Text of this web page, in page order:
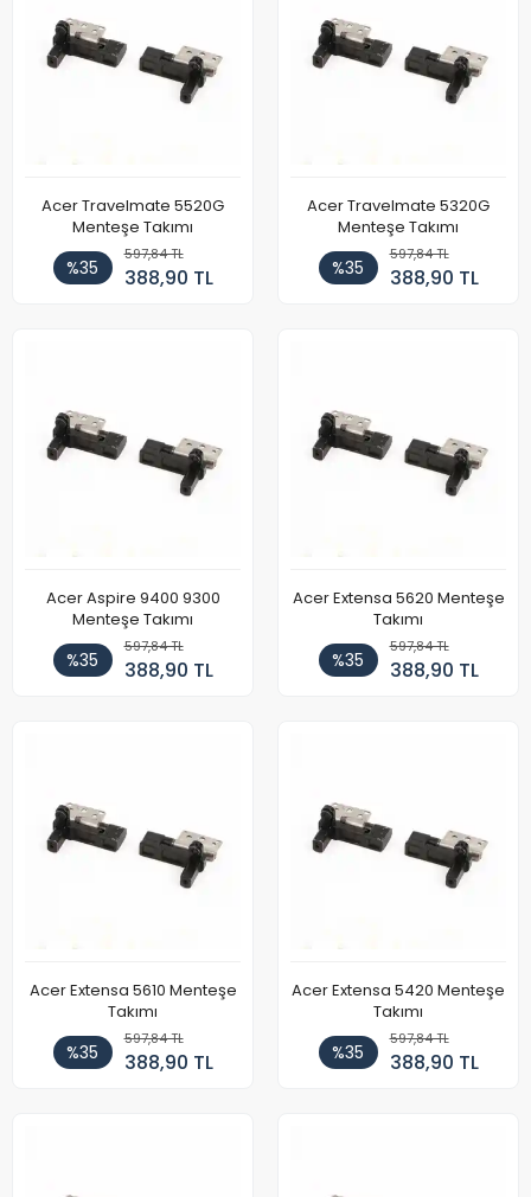
Acer Travelmate 5520G
Menteşe Takımı
%35
597,84 TL
388,90 TL
Acer Travelmate 5320G
Menteşe Takımı
%35
597,84 TL
388,90 TL
Acer Aspire 9400 9300
Menteşe Takımı
%35
597,84 TL
388,90 TL
Acer Extensa 5620 Menteşe
Takımı
%35
597,84 TL
388,90 TL
Acer Extensa 5610 Menteşe
Takımı
%35
597,84 TL
388,90 TL
Acer Extensa 5420 Menteşe
Takımı
%35
597,84 TL
388,90 TL